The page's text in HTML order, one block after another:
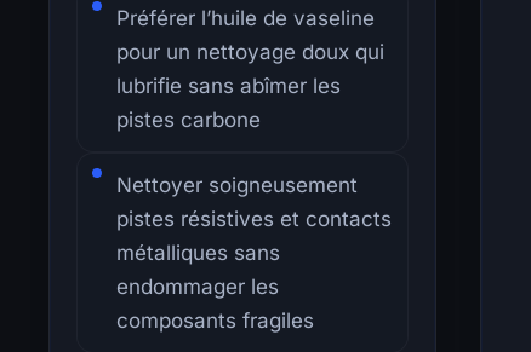
Préférer l’huile de vaseline
pour un nettoyage doux qui
lubrifie sans abîmer les
pistes carbone
Nettoyer soigneusement
pistes résistives et contacts
métalliques sans
endommager les
composants fragiles